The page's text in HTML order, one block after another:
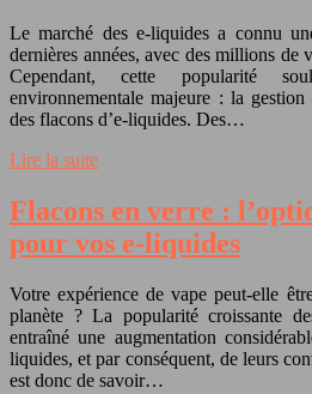
Le marché des e-liquides a connu
dernières années, avec des millions de
Cependant, cette popularité
environnementale majeure : la gestion
des flacons d’e-liquides. Des…
Lire la suite
Flacons en verre :
pour vos e-liquides
Votre expérience de vape peut-elle
planète ? La popularité croissante
entraîné une augmentation
liquides, et par conséquent, de leurs
est donc de savoir…